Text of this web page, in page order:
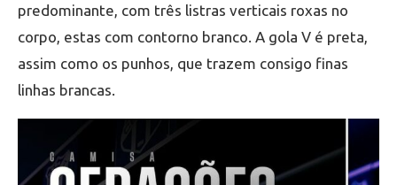
predominante, com três listras verticais roxas no
corpo, estas com contorno branco. A gola V é preta,
assim como os punhos, que trazem consigo finas
linhas brancas.